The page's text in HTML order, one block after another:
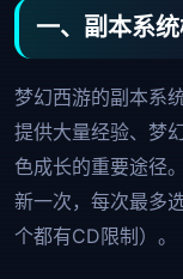
一、副本系
梦幻西游的副本系
提供大量经验、梦
色成长的重要途径
新一次，每次最多
个都有CD限制）。